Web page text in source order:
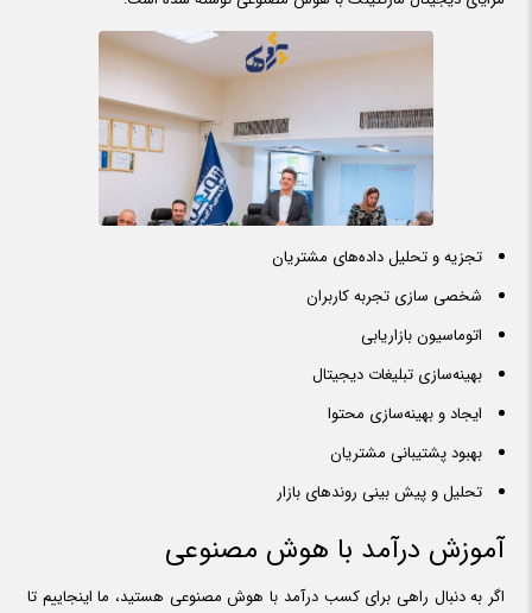
تجزیه و تحلیل داده‌های مشتریان
شخصی سازی تجربه کاربران
اتوماسیون بازاریابی
بهینه‌سازی تبلیغات دیجیتال
ایجاد و بهینه‌سازی محتوا
بهبود پشتیبانی مشتریان
تحلیل و پیش بینی روندهای بازار
آموزش درآمد با هوش مصنوعی
اگر به دنبال راهی برای کسب درآمد با هوش مصنوعی هستید، ما اینجاییم تا